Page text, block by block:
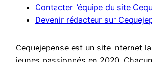
Contacter l’équipe du site
Devenir rédacteur sur
Cequejepense est un site Internet